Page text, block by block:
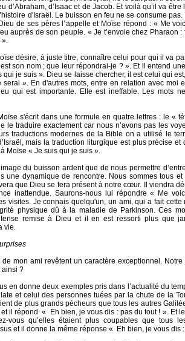
d’Abraham, d’Isaac et de Jacob. Et voilà qu’il va être
d'Israël. Le buisson en feu ne se consume
de ses pères l’appelleet Moïse répond : « Me
auprès de son peuple. « Je t’envoie chez Pharaon :
».
désire, à juste titre, connaître celui pour qui il va
est son nom ; que leur répondrai-je ? ». Et il entend
qui je suis ». Dieu se laisse chercher, il est celui qui
». En d'autres mots, entre en relation avec moi
qui est importante. Elle est ineffable. Les mots
s'écrit dans une formule en quatre lettres : le «
le traduire exactement car nous n’avons pas les
traductions modernes de la Bible on a utilisé le
mais la traduction liturgique est plus précise et
Moïse « Je suis qui je suis ».
du buisson ardent que de nous permettre
une dynamique de rencontre. Nous sommes tous
que Dieu se fera présent à notre cœur. Il viendra
inattendue. Saurons-nous lui répondre « Me
visites. Je connais quelqu'un, un ami, qui a fait cette
physique dû à la maladie de Parkinson. Ces
remise à Dieu et il en est ressorti plus que
vie.
de mon ami revêtent un caractère exceptionnel. Notre
ainsi ?
en donne deux exemples pris dans l’actualité du
et celui des personnes tuées par la chute de la
de plus grands pécheurs que tous les autres
il répond « Eh bien, je vous dis : pas du tout ! ». Et
vous qu’elles étaient plus coupables que tous
et il donne la même réponse « Eh bien, je vous dis